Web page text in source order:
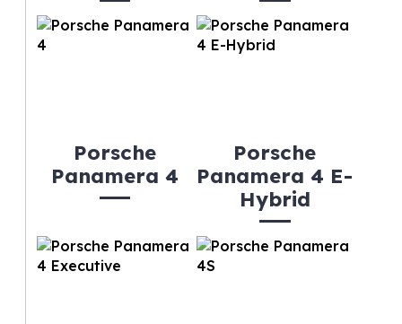
Porsche
Panamera 4
Porsche
Panamera 4 E-
Hybrid